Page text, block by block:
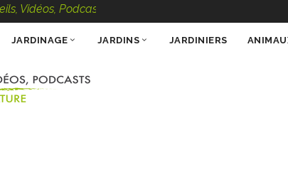
Podcasts – 100 % Nature
JARDINAGE JARDINS JARDINIERS